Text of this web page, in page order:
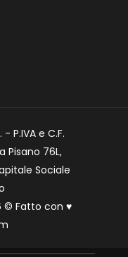
P.IVA e C.F.
Pisano 76L,
Sociale
© Fatto con ♥